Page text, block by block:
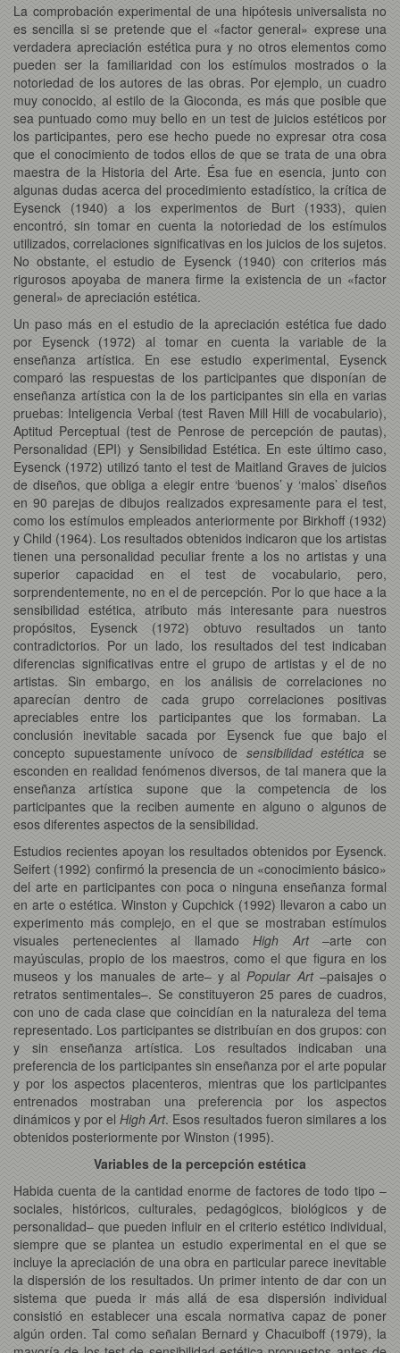
La comprobación experimental de una hipótesis universalista no
es sencilla si se pretende que el «factor general» exprese una
verdadera apreciación estética pura y no otros elementos como
pueden ser la familiaridad con los estímulos mostrados o la
notoriedad de los autores de las obras. Por ejemplo, un cuadro
muy conocido, al estilo de la Gioconda, es más que posible que
sea puntuado como muy bello en un test de juicios estéticos por
los participantes, pero ese hecho puede no expresar otra cosa
que el conocimiento de todos ellos de que se trata de una obra
maestra de la Historia del Arte. Ésa fue en esencia, junto con
algunas dudas acerca del procedimiento estadístico, la crítica de
Eysenck (1940) a los experimentos de Burt (1933), quien
encontró, sin tomar en cuenta la notoriedad de los estímulos
utilizados, correlaciones significativas en los juicios de los sujetos.
No obstante, el estudio de Eysenck (1940) con criterios más
rigurosos apoyaba de manera firme la existencia de un «factor
general» de apreciación estética.
Un paso más en el estudio de la apreciación estética fue dado
por Eysenck (1972) al tomar en cuenta la variable de la
enseñanza artística. En ese estudio experimental, Eysenck
comparó las respuestas de los participantes que disponían de
enseñanza artística con la de los participantes sin ella en varias
pruebas: Inteligencia Verbal (test Raven Mill Hill de vocabulario),
Aptitud Perceptual (test de Penrose de percepción de pautas),
Personalidad (EPI) y Sensibilidad Estética. En este último caso,
Eysenck (1972) utilizó tanto el test de Maitland Graves de juicios
de diseños, que obliga a elegir entre ‘buenos’ y ‘malos’ diseños
en 90 parejas de dibujos realizados expresamente para el test,
como los estímulos empleados anteriormente por Birkhoff (1932)
y Child (1964). Los resultados obtenidos indicaron que los artistas
tienen una personalidad peculiar frente a los no artistas y una
superior capacidad en el test de vocabulario, pero,
sorprendentemente, no en el de percepción. Por lo que hace a la
sensibilidad estética, atributo más interesante para nuestros
propósitos, Eysenck (1972) obtuvo resultados un tanto
contradictorios. Por un lado, los resultados del test indicaban
diferencias significativas entre el grupo de artistas y el de no
artistas. Sin embargo, en los análisis de correlaciones no
aparecían dentro de cada grupo correlaciones positivas
apreciables entre los participantes que los formaban. La
conclusión inevitable sacada por Eysenck fue que bajo el
concepto supuestamente unívoco de sensibilidad estética se
esconden en realidad fenómenos diversos, de tal manera que la
enseñanza artística supone que la competencia de los
participantes que la reciben aumente en alguno o algunos de
esos diferentes aspectos de la sensibilidad.
Estudios recientes apoyan los resultados obtenidos por Eysenck.
Seifert (1992) confirmó la presencia de un «conocimiento básico»
del arte en participantes con poca o ninguna enseñanza formal
en arte o estética. Winston y Cupchick (1992) llevaron a cabo un
experimento más complejo, en el que se mostraban estímulos
visuales pertenecientes al llamadoHigh Art–arte con
mayúsculas, propio de los maestros, como el que figura en los
museos y los manuales de arte– y al Popular Art–paisajes o
retratos sentimentales–. Se constituyeron 25 pares de cuadros,
con uno de cada clase que coincidían en la naturaleza del tema
representado. Los participantes se distribuían en dos grupos: con
y sin enseñanza artística. Los resultados indicaban una
preferencia de los participantes sin enseñanza por el arte popular
y por los aspectos placenteros, mientras que los participantes
entrenados mostraban una preferencia por los aspectos
dinámicos y por el High Art. Esos resultados fueron similares a los
obtenidos posteriormente por Winston (1995).
Variables de la percepción estética
Habida cuenta de la cantidad enorme de factores de todo tipo –
sociales, históricos, culturales, pedagógicos, biológicos y de
personalidad– que pueden influir en el criterio estético individual,
siempre que se plantea un estudio experimental en el que se
incluye la apreciación de una obra en particular parece inevitable
la dispersión de los resultados. Un primer intento de dar con un
sistema que pueda ir más allá de esa dispersión individual
consistió en establecer una escala normativa capaz de poner
algún orden. Tal como señalan Bernard y Chacuiboff (1979), la